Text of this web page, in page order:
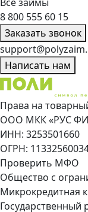
8 800 555 60 15
Заказать звонок
Написать нам
Права на
ООО МКК «РУС
ИНН: 3253501660
ОГРН:
Проверить МФО
Общество с
Микрокредитная